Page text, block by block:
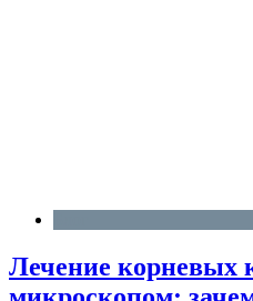
Лечение корневых